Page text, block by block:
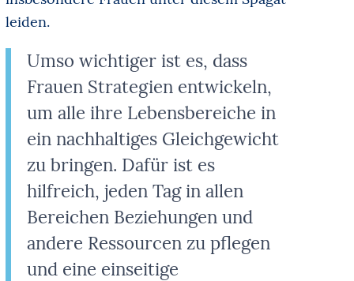
leiden.
Umso wichtiger ist es, dass
Frauen Strategien entwickeln,
um alle ihre Lebensbereiche in
ein nachhaltiges Gleichgewicht
zu bringen. Dafür ist es
hilfreich, jeden Tag in allen
Bereichen Beziehungen und
andere Ressourcen zu pflegen
und eine einseitige